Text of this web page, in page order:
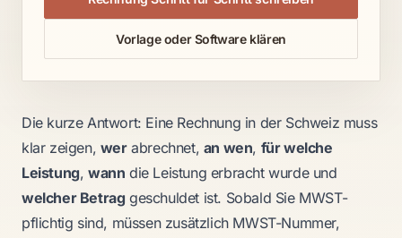
Vorlage oder Software klären
Die kurze Antwort: Eine Rechnung in der Schweiz muss
klar zeigen, werabrechnet, an wen, für welche
Leistung,wann die Leistung erbracht wurde und
welcher Betrag geschuldet ist. Sobald Sie MWST-
pflichtig sind, müssen zusätzlich MWST-Nummer,